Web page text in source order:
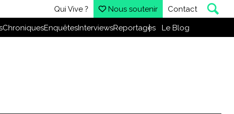
Qui Vive ? Nous soutenir Contact
ChroniquesEnquêtesInterviewsReportages Le Blog